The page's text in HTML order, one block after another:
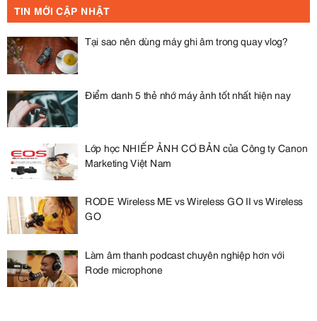
TIN MỚI CẬP NHẬT
Tại sao nên dùng máy ghi âm trong quay vlog?
Điểm danh 5 thẻ nhớ máy ảnh tốt nhất hiện nay
Lớp học NHIẾP ẢNH CƠ BẢN của Công ty Canon
Marketing Việt Nam
RODE Wireless ME vs Wireless GO II vs Wireless
GO
Làm âm thanh podcast chuyên nghiệp hơn với
Rode microphone